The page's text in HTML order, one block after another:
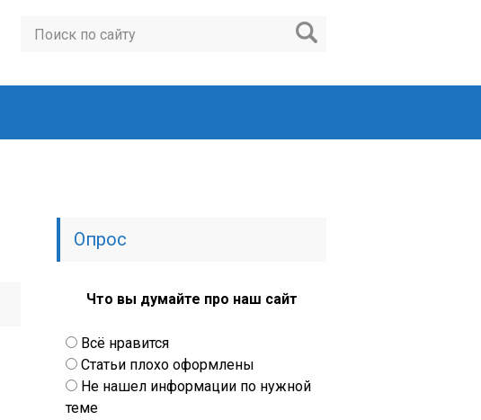
Опрос
Что вы думайте про наш сайт
Всё нравится
Статьи плохо оформлены
Не нашел информации по нужной
теме